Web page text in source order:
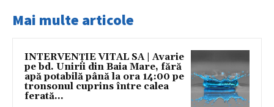
Mai multe articole
INTERVENȚIE VITAL SA | Avarie
pe bd. Unirii din Baia Mare, fără
apă potabilă până la ora 14:00 pe
tronsonul cuprins între calea
ferată...